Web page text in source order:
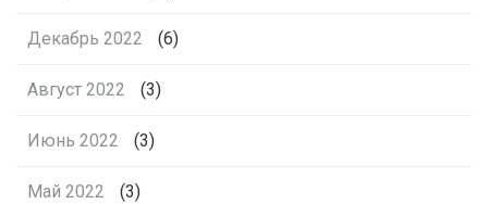
Декабрь 2022 (6)
Август 2022 (3)
Июнь 2022 (3)
Май 2022 (3)